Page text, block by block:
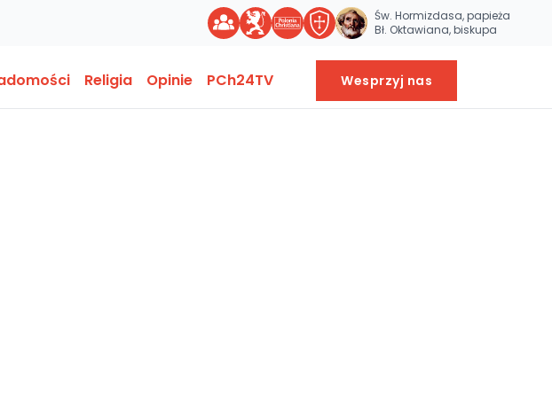
Św. Hormizdasa, papieża
Bł. Oktawiana, biskupa
Religia Opinie PCh24TV Wesprzyj nas